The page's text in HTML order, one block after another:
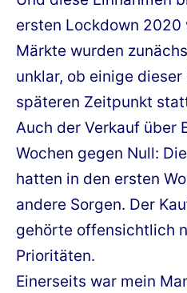
ersten Lockdown 2020
Märkte wurden
unklar, ob einige
späteren Zeitpunkt
Auch der Verkauf über
Wochen gegen Null:
hatten in den ersten
andere Sorgen. Der
gehörte offensichtlich
Prioritäten.
Einerseits war mein